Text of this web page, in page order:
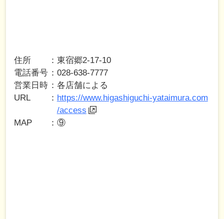
住所
東宿郷2-17-10
電話番号
028-638-7777
営業日時
各店舗による
URL
https://www.higashiguchi-yataimura.com
/access
MAP
⑨